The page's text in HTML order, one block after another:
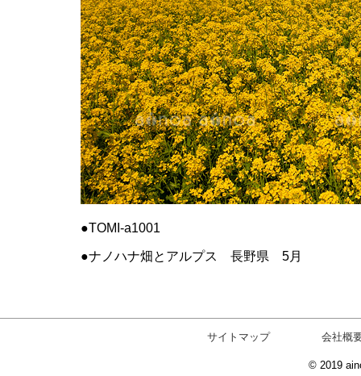
TOMI-a1001
ナノハナ畑とアルプス 長野県 5月
サイトマップ 会社概
© 2019